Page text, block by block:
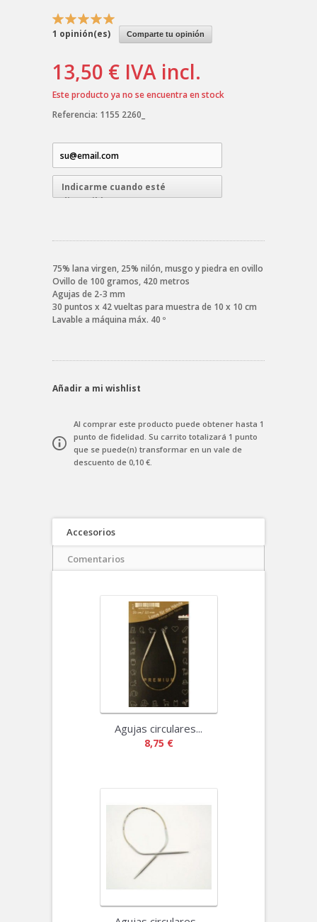
1 opinión(es) Comparte tu opinión
13,50 € IVA incl.
Este producto ya no se encuentra en stock
Referencia: 1155 2260_
Indicarme cuando esté
disponible
75% lana virgen, 25% nilón, musgo y piedra en ovillo
Ovillo de 100 gramos, 420 metros
Agujas de 2-3 mm
30 puntos x 42 vueltas para muestra de 10 x 10 cm
Lavable a máquina máx. 40 º
Añadir a mi wishlist
Al comprar este producto puede obtener hasta 1
punto de fidelidad. Su carrito totalizará 1 punto
que se puede(n) transformar en un vale de
descuento de 0,10 €.
Accesorios
Comentarios
Agujas circulares...
8,75 €